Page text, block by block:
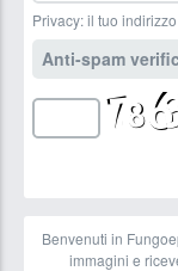
Privacy: il tuo
Anti-spam
Benvenuti in
immagini e